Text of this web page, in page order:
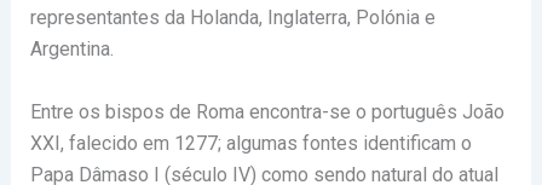
representantes da Holanda, Inglaterra, Polónia e
Argentina.
Entre os bispos de Roma encontra-se o português João
XXI, falecido em 1277; algumas fontes identificam o
Papa Dâmaso I (século IV) como sendo natural do atual